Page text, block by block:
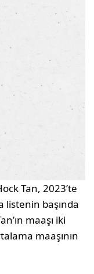
Tan, 2023’te
listenin başında
maaşı iki
maaşının